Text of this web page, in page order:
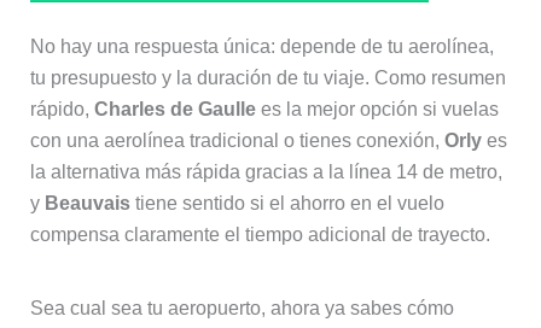
No hay una respuesta única: depende de tu aerolínea,
tu presupuesto y la duración de tu viaje. Como resumen
rápido, Charles de Gaullees la mejor opción si vuelas
con una aerolínea tradicional o tienes conexión, Orlyes
la alternativa más rápida gracias a la línea 14 de metro,
y Beauvaistiene sentido si el ahorro en el vuelo
compensa claramente el tiempo adicional de trayecto.
Sea cual sea tu aeropuerto, ahora ya sabes cómo